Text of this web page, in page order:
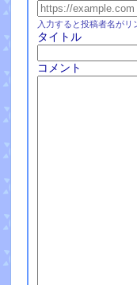
入力すると投稿者名がリ
タイトル
コメント